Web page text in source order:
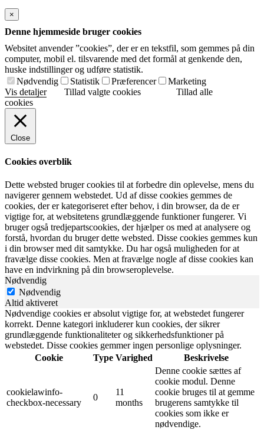
×
Denne hjemmeside bruger cookies
Websitet anvender ”cookies”, der er en tekstfil, som gemmes på din
computer, mobil el. tilsvarende med det formål at genkende den,
huske indstillinger og udføre statistik.
Nødvendig
Statistik Præferencer
Marketing
Vis detaljer
Tillad valgte cookies
Tillad alle
cookies
Close
Cookies overblik
Dette websted bruger cookies til at forbedre din oplevelse, mens du
navigerer gennem webstedet. Ud af disse cookies gemmes de
cookies, der er kategoriseret efter behov, i din browser, da de er
vigtige for, at websitetens grundlæggende funktioner fungerer. Vi
bruger også tredjepartscookies, der hjælper os med at analysere og
forstå, hvordan du bruger dette websted. Disse cookies gemmes kun
i din browser med dit samtykke. Du har også muligheden for at
fravælge disse cookies. Men at fravælge nogle af disse cookies kan
have en indvirkning på din browseroplevelse.
Nødvendig
Nødvendig
Altid aktiveret
Nødvendige cookies er absolut vigtige for, at webstedet fungerer
korrekt. Denne kategori inkluderer kun cookies, der sikrer
grundlæggende funktionaliteter og sikkerhedsfunktioner på
webstedet. Disse cookies gemmer ingen personlige oplysninger.
Cookie
Type Varighed Beskrivelse
cookielawinfo-
checkbox-necessary
0
11
months
Denne cookie sættes af
cookie modul. Denne
cookie bruges til at gemme
brugerens samtykke til
cookies som ikke er
nødvendige.